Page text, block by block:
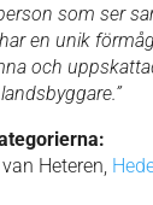
som ser
en unik
och
landsbyggare.”
Heteren,